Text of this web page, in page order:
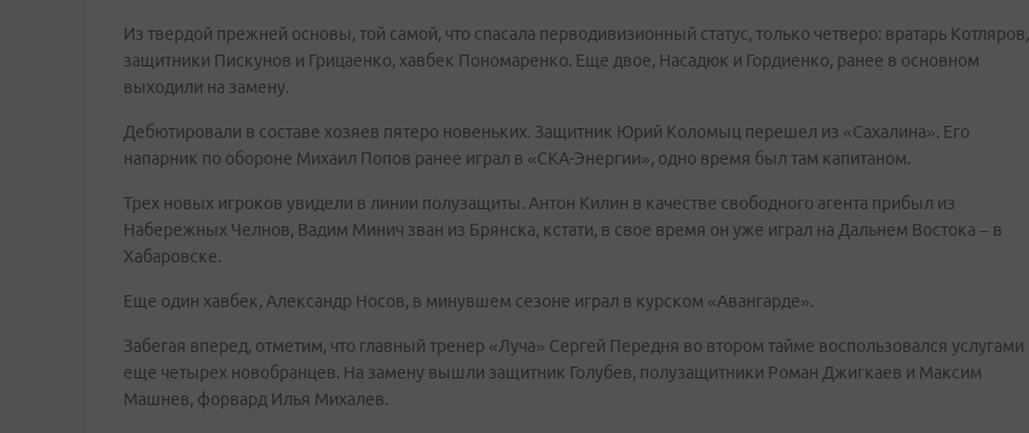
Из твердой прежней основы, той самой, что спасала перводивизионный статус, только четверо: вратарь Котляров,
защитники Пискунов и Грицаенко, хавбек Пономаренко. Еще двое, Насадюк и Гордиенко, ранее в основном
выходили на замену.
Дебютировали в составе хозяев пятеро новеньких. Защитник Юрий Коломыц перешел из «Сахалина». Его
напарник по обороне Михаил Попов ранее играл в «СКА-Энергии», одно время был там капитаном.
Трех новых игроков увидели в линии полузащиты. Антон Килин в качестве свободного агента прибыл из
Набережных Челнов, Вадим Минич зван из Брянска, кстати, в свое время он уже играл на Дальнем Востока – в
Хабаровске.
Еще один хавбек, Александр Носов, в минувшем сезоне играл в курском «Авангарде».
Забегая вперед, отметим, что главный тренер «Луча» Сергей Передня во втором тайме воспользовался услугами
еще четырех новобранцев. На замену вышли защитник Голубев, полузащитники Роман Джигкаев и Максим
Машнев, форвард Илья Михалев.